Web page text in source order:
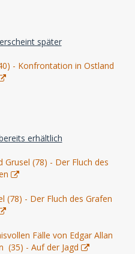
später
- Konfrontation in Ostland
erhältlich
Grusel (78) - Der Fluch des
(78) - Der Fluch des Grafen
Fälle von Edgar Allan
(35) - Auf der Jagd